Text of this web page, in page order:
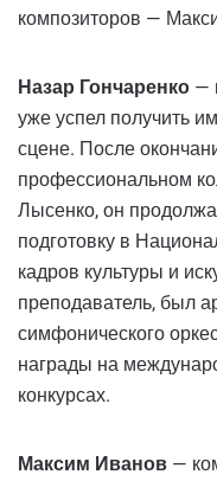
композиторов —
Назар Гончаренко —
уже успел получить
сцене. После
профессиональном
Лысенко, он
подготовку в
кадров культуры и
преподаватель, был
симфонического
награды на
конкурсах.
Максим Иванов —